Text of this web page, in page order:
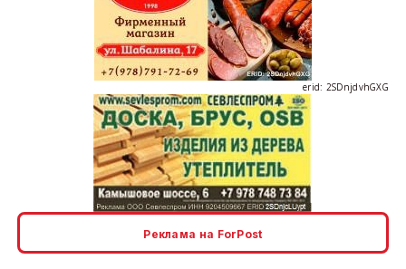
erid: 2SDnjdvhGXG
Реклама на ForPost